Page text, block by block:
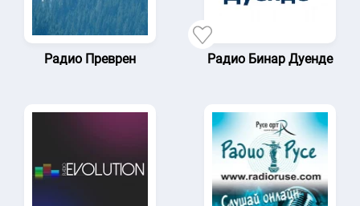
Радио Преврен Радио Бинар Дуенде